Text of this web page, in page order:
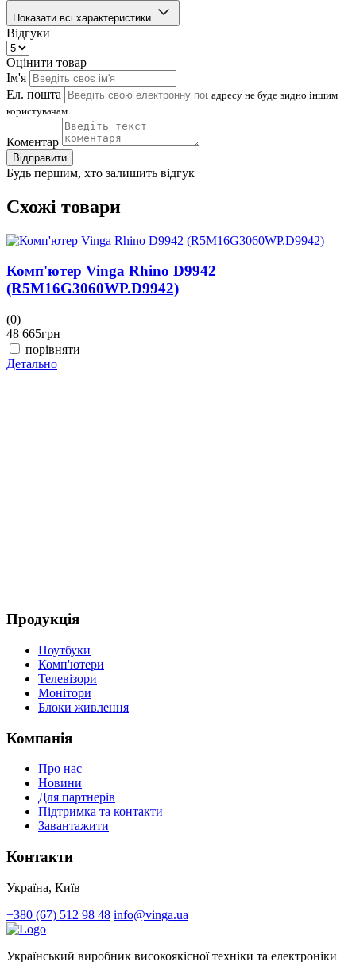
Показати всі характеристики
Відгуки
Оцінити товар
Ім'я
Ел. пошта
адресу не буде видно іншим
користувачам
Коментар
Відправити
Будь першим, хто залишить відгук
Схожі товари
Комп'ютер Vinga Rhino D9942
(R5M16G3060WP.D9942)
(0)
48 665грн
порівняти
Детально
Продукція
Ноутбуки
Комп'ютери
Телевізори
Монітори
Блоки живлення
Компанія
Про нас
Новини
Для партнерів
Підтримка та контакти
Завантажити
Контакти
Україна, Київ
+380 (67) 512 98 48 info@vinga.ua
Український виробник високоякісної техніки та електроніки